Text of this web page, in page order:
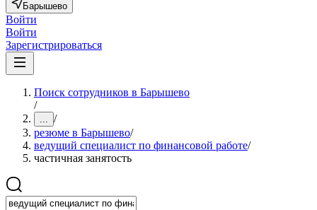
Барышево
Войти
Войти
Зарегистрироваться
Поиск сотрудников в Барышево
/
... /
резюме в Барышево/
ведущий специалист по финансовой работе/
частичная занятость